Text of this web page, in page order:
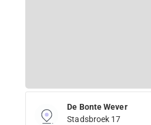
De Bonte Wever
Stadsbroek 17